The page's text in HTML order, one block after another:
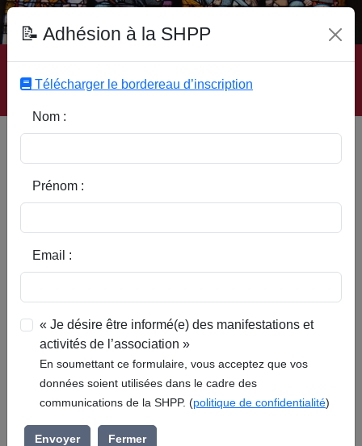
Accueil | Site SHPP | Auteurs | Editeurs | Rubriques |
Sous-Rubriques | Mots-Clefs | Contact
Réinitialiser
Sous-rubrique / Commune :
📝 Adhésion à la SHPP
Télécharger le bordereau d’inscription
Nom :
Prénom :
Email :
« Je désire être informé(e) des manifestations et
activités de l’association »
En soumettant ce formulaire, vous acceptez que vos
données soient utilisées dans le cadre des
communications de la SHPP. (politique de confidentialité)
Envoyer Fermer